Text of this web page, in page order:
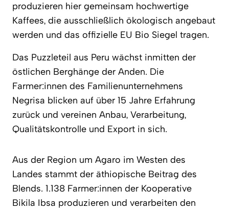
produzieren hier gemeinsam hochwertige
Kaffees, die ausschließlich ökologisch angebaut
werden und das offizielle EU Bio Siegel tragen.
Das Puzzleteil aus Peru wächst inmitten der
östlichen Berghänge der Anden. Die
Farmer:innen des Familienunternehmens
Negrisa blicken auf über 15 Jahre Erfahrung
zurück und vereinen Anbau, Verarbeitung,
Qualitätskontrolle und Export in sich.
Aus der Region um Agaro im Westen des
Landes stammt der äthiopische Beitrag des
Blends. 1.138 Farmer:innen der Kooperative
Bikila Ibsa produzieren und verarbeiten den